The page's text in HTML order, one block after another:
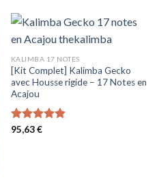
KALIMBA 17 NOTES
[Kit Complet] Kalimba Gecko
avec Housse rigide – 17 Notes en
Acajou
Note4.91
95,63€